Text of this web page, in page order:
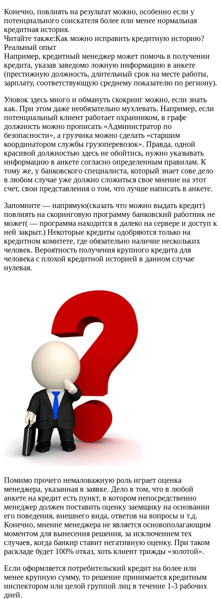
Конечно, повлиять на результат можно, особенно если у
потенциального соискателя более или менее нормальная
кредитная история.
Читайте также:Как можно исправить кредитную историю?
Реальный опыт
Например, кредитный менеджер может помочь в получении
кредита, указав заведомо ложную информацию в анкете
(престижную должность, длительный срок на месте работы,
зарплату, соответствующую среднему показателю по региону).
Уловок здесь много и обмануть скокринг можно, если знать
как. При этом даже необязательно мухлевать. Например, если
потенциальный клиент работает охранником, в графе
должность можно прописать «Администратор по
безопасности», а грузчика можно сделать «старшим
координатором службы грузоперевозок». Правда, одной
красивой должностью здесь не обойтись, нужно указывать
информацию в анкете согласно определенным правилам. К
тому же, у банковского специалиста, который знает сове дело
в любом случае уже должно сложиться свое мнение на этот
счет, свои представления о том, что лучше написать в анкете.
Запомните — напрямую(сказать что можно выдать кредит)
повлиять на скоринговую программу банковский работник не
может( — программа находится в далеко на сервере и доступ к
ней закрыт.) Некоторые кредиты одобряются только на
кредитном комитете, где обязательно наличие нескольких
человек. Вероятность получения крупного кредита для
человека с плохой кредитной историей в данном случае
нулевая.
Помимо прочего немаловажную роль играет оценка
менеджера, указанная в заявке. Дело в том, что в любой
анкете на кредит есть пункт, в котором непосредственно
менеджер должен поставить оценку заемщику на основании
его поведения, внешнего вида, ответов на вопросы и т.д.
Конечно, мнение менеджера не является основополагающим
моментом для вынесения решения, за исключением тех
случаев, когда банкир ставит негативную оценку. При таком
раскладе будет 100% отказ, хоть клиент трижды «золотой».
Если оформляется потребительский кредит на более или
менее крупную сумму, то решение принимается кредитным
инспектором или целой группой лиц в течение 1-3 рабочих
дней.